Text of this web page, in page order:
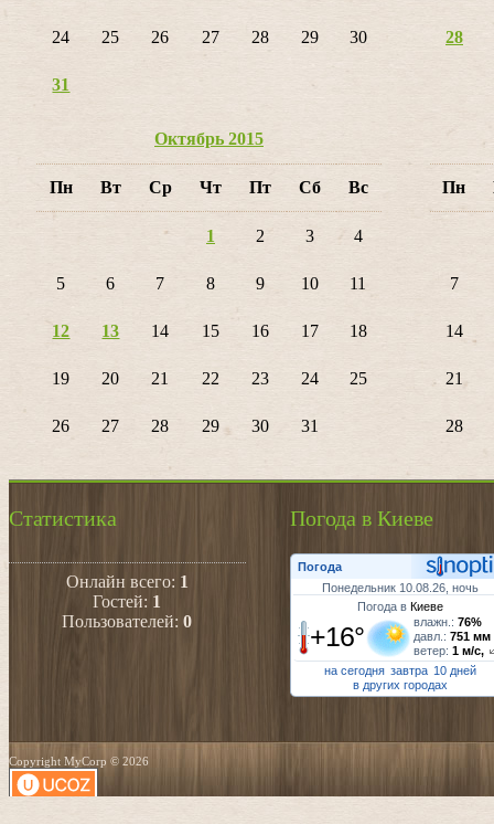
24 25 26 27 28 29 30
31
28
Октябрь 2015
Пн Вт Ср Чт Пт Сб Вс
1 2 3 4
5 6 7 8 9 10 11
12 13 14 15 16 17 18
19 20 21 22 23 24 25
26 27 28 29 30 31
Пн
7
14
21
28
Статистика
Онлайн всего: 1
Гостей: 1
Пользователей:0
Погода в Киеве
Погода
Понедельник 10.08.26, ночь
Погода вКиеве
+16° влажн.:76%
давл.:751 мм
ветер:1 м/с,
на сегодня завтра 10 дней
в других городах
Copyright MyCorp © 2026